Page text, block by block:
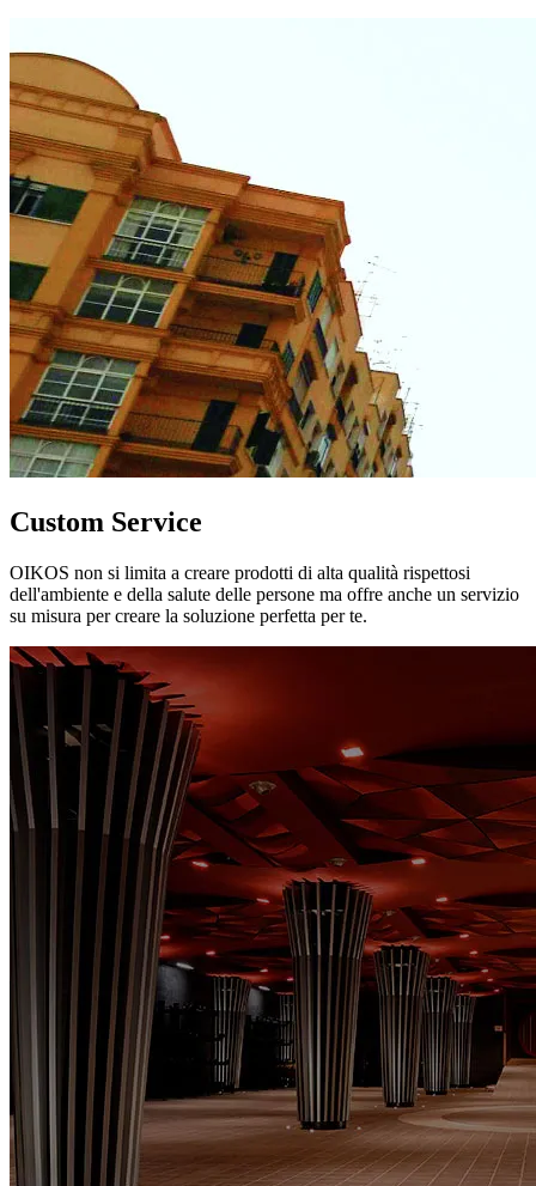
Custom Service
OIKOS non si limita a creare prodotti di alta qualità rispettosi
dell'ambiente e della salute delle persone ma offre anche un servizio
su misura per creare la soluzione perfetta per te.